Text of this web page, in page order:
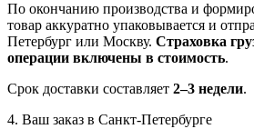
По окончанию производства и
товар аккуратно упаковывается и
Петербург или Москву. Страховка
операции включены в стоимость.
Срок доставки составляет 2–3 недели.
4. Ваш заказ в Санкт-Петербурге